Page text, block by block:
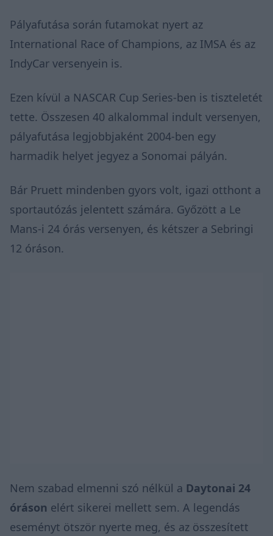
Pályafutása során futamokat nyert az
International Race of Champions, az IMSA és az
IndyCar versenyein is.
Ezen kívül a NASCAR Cup Series-ben is tiszteletét
tette. Összesen 40 alkalommal indult versenyen,
pályafutása legjobbjaként 2004-ben egy
harmadik helyet jegyez a Sonomai pályán.
Bár Pruett mindenben gyors volt, igazi otthont a
sportautózás jelentett számára. Győzött a Le
Mans-i 24 órás versenyen, és kétszer a Sebringi
12 óráson.
Nem szabad elmenni szó nélkül a Daytonai 24
óráson elért sikerei mellett sem. A legendás
eseményt ötször nyerte meg, és az összesített